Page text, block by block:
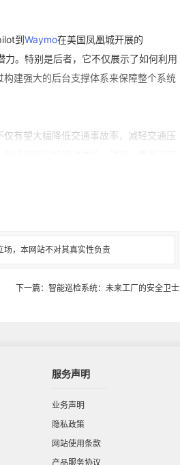
到Waymo在美国凤凰城开展的
力。特别是后者，它不仅展示了如何利用
建强大的后台支撑体系来保障整个系统
有望大幅降低交通事故率，减轻交通压
动相关标准制定和技术进步。
场，本网站不对其真实性负责
下一篇：智能巡检系统：未来工厂的安全卫士
服务声明
业务声明
隐私政策
网站使用条款
产品服务协议